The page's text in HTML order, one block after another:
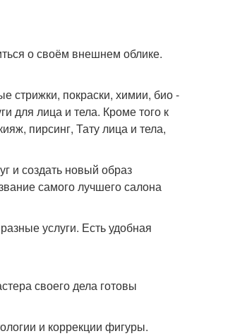
о своём внешнем облике.
стрижки, покраски, химии, био -
для лица и тела. Кроме того к
пирсинг, Тату лица и тела,
и создать новый образ
самого лучшего салона
услуги. Есть удобная
своего дела готовы
и коррекции фигуры.